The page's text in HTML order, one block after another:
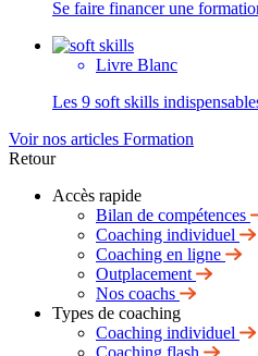
Se faire financer une
Livre Blanc
Les 9 soft skills
Voir nos articles Formation
Retour
Accès rapide
Bilan de compétences
Coaching individuel
Coaching en ligne
Outplacement
Nos coachs
Types de coaching
Coaching individuel
Coaching flash